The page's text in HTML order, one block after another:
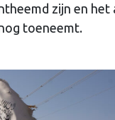
zijn en het
toeneemt.